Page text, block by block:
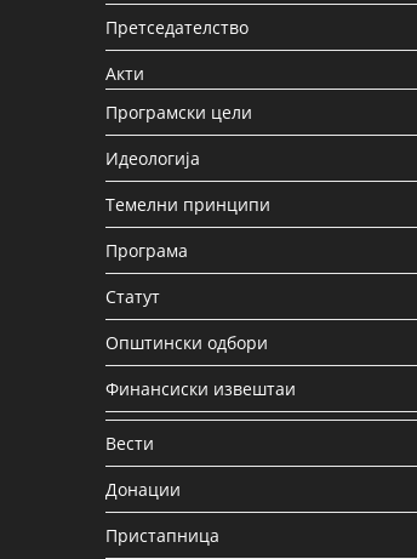
Претседателство
Акти
Програмски цели
Идеологија
Темелни принципи
Програма
Статут
Општински одбори
Финансиски извештаи
Вести
Донации
Пристапница